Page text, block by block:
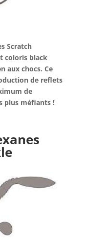
Scratch
coloris black
aux chocs. Ce
de reflets
de
plus méfiants !